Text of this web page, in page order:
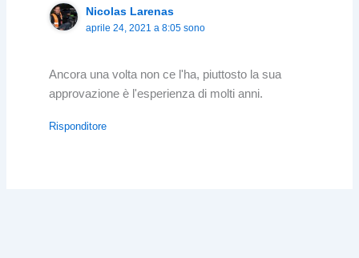
Nicolas Larenas
aprile 24, 2021 a 8:05 sono
Ancora una volta non ce l'ha, piuttosto la sua
approvazione è l'esperienza di molti anni.
Risponditore